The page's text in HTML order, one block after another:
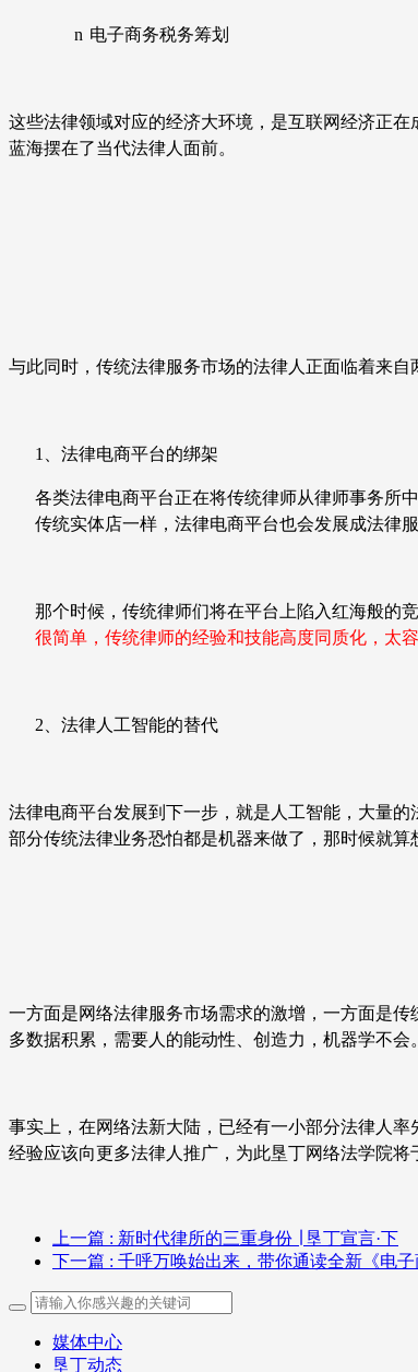
n 电子商务税务筹划
这些法律领域对应的经济大环境，是互联网经济正
蓝海摆在了当代法律人面前。
与此同时，传统法律服务市场的法律人正面临着来自
1、 法律电商平台的绑架
各类法律电商平台正在将传统律师从律师事务所
传统实体店一样，法律电商平台也会发展成法律
那个时候，传统律师们将在平台上陷入红海般的
很简单，传统律师的经验和技能高度同质化，太
2、 法律人工智能的替代
法律电商平台发展到下一步，就是人工智能，大量
部分传统法律业务恐怕都是机器来做了，那时候就
一方面是网络法律服务市场需求的激增，一方面是
多数据积累，需要人的能动性、创造力，机器学不会。
事实上，在网络法新大陆，已经有一小部分法律人
经验应该向更多法律人推广，为此垦丁网络法学院
上一篇 : 新时代律所的三重身份 ∣ 垦丁宣言·下
下一篇 : 千呼万唤始出来，带你通读全新《电子
媒体中心
垦丁动态